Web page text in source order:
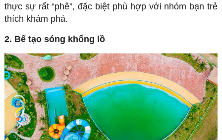
thực sự rất “phê”, đặc biệt phù hợp với nhóm bạn trẻ
thích khám phá.
2. Bể tạo sóng khổng lồ